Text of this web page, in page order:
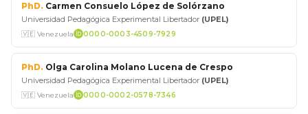
PhD. Carmen Consuelo López de Solórzano
Universidad Pedagógica Experimental Libertador (UPEL)
🇻🇪 Venezuela 0000-0003-4509-7929
PhD. Olga Carolina Molano Lucena de Crespo
Universidad Pedagógica Experimental Libertador (UPEL)
🇻🇪 Venezuela 0000-0002-0578-7346